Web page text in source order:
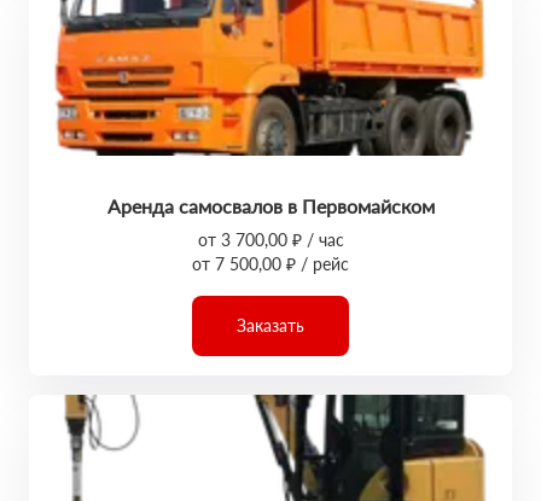
Аренда самосвалов в Первомайском
от 3 700,00 ₽ / час
от 7 500,00 ₽ / рейс
Заказать